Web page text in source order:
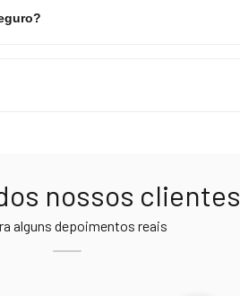
nossos clientes
alguns depoimentos reais